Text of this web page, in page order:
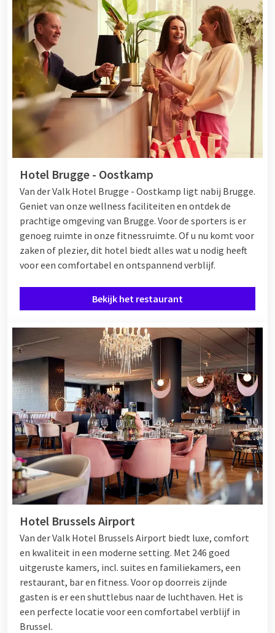
Hotel Brugge - Oostkamp
Van der Valk Hotel Brugge - Oostkamp ligt nabij Brugge.
Geniet van onze wellness faciliteiten en ontdek de
prachtige omgeving van Brugge. Voor de sporters is er
genoeg ruimte in onze fitnessruimte. Of u nu komt voor
zaken of plezier, dit hotel biedt alles wat u nodig heeft
voor een comfortabel en ontspannend verblijf.
Bekijk het restaurant
Hotel Brussels Airport
Van der Valk Hotel Brussels Airport biedt luxe, comfort
en kwaliteit in een moderne setting. Met 246 goed
uitgeruste kamers, incl. suites en familiekamers, een
restaurant, bar en fitness. Voor op doorreis zijnde
gasten is er een shuttlebus naar de luchthaven. Het is
een perfecte locatie voor een comfortabel verblijf in
Brussel.